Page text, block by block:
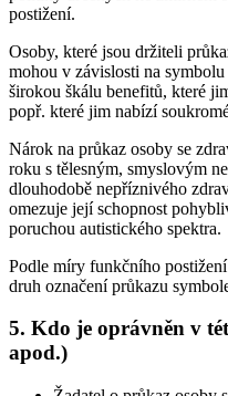
postižení.
Osoby, které jsou držiteli
mohou v závislosti na
širokou škálu benefitů, které
popř. které jim nabízí
Nárok na průkaz osoby se
roku s tělesným, smyslovým
dlouhodobě nepříznivého
omezuje její schopnost
poruchou autistického spektra.
Podle míry funkčního
druh označení průkazu
5. Kdo je oprávněn v
apod.)